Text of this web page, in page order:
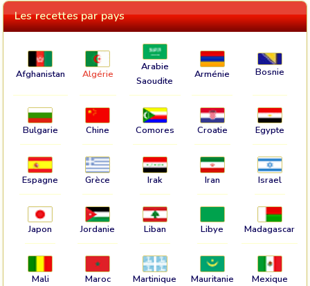
Les recettes par pays
Afghanistan Algérie
Arabie
Saoudite
Arménie Bosnie
Bulgarie Chine Comores Croatie Egypte
Espagne Grèce Irak Iran Israel
Japon Jordanie Liban Libye Madagascar
Mali Maroc Martinique Mauritanie Mexique